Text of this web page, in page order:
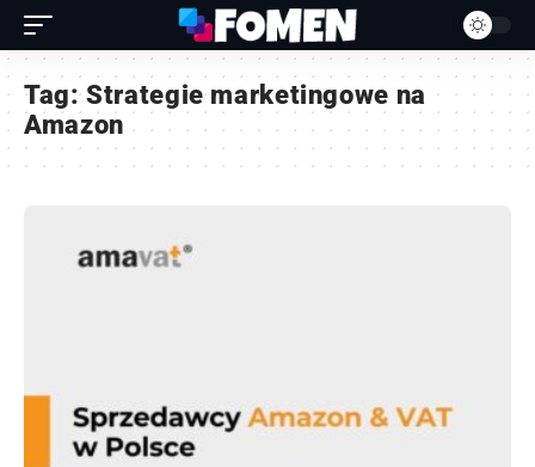
Tag:Strategie marketingowe na
Amazon